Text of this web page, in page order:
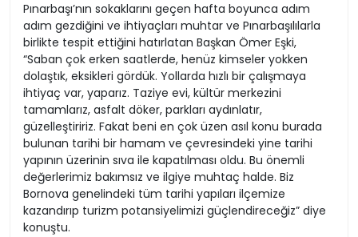
Pınarbaşı’nın sokaklarını geçen hafta boyunca adım
adım gezdiğini ve ihtiyaçları muhtar ve Pınarbaşılılarla
birlikte tespit ettiğini hatırlatan Başkan Ömer Eşki,
“Saban çok erken saatlerde, henüz kimseler yokken
dolaştık, eksikleri gördük. Yollarda hızlı bir çalışmaya
ihtiyaç var, yaparız. Taziye evi, kültür merkezini
tamamlarız, asfalt döker, parkları aydınlatır,
güzelleştiririz. Fakat beni en çok üzen asıl konu burada
bulunan tarihi bir hamam ve çevresindeki yine tarihi
yapının üzerinin sıva ile kapatılması oldu. Bu önemli
değerlerimiz bakımsız ve ilgiye muhtaç halde. Biz
Bornova genelindeki tüm tarihi yapıları ilçemize
kazandırıp turizm potansiyelimizi güçlendireceğiz” diye
konuştu.